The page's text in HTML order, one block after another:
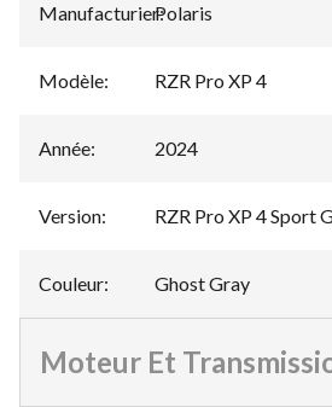
Manufacturier:
Polaris
Modèle: RZR Pro XP 4
Année: 2024
Version: RZR Pro XP 4 Sport
Couleur: Ghost Gray
Moteur Et